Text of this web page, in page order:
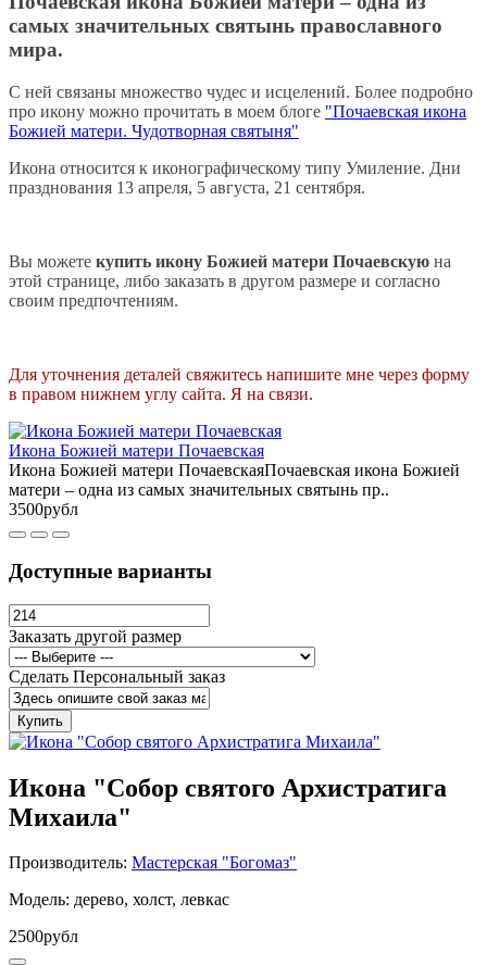
самых значительных святынь православного
мира.
С ней связаны множество чудес и исцелений. Более подробно
про икону можно прочитать в моем блоге "Почаевская икона
Божией матери. Чудотворная святыня"
Икона относится к иконографическому типу Умиление. Дни
празднования 13 апреля, 5 августа, 21 сентября.
Вы можете купить икону Божией матери Почаевскую на
этой странице, либо заказать в другом размере и согласно
своим предпочтениям.
Для уточнения деталей свяжитесь напишите мне через форму
в правом нижнем углу сайта. Я на связи.
Икона Божией матери Почаевская
Икона Божией матери ПочаевскаяПочаевская икона Божией
матери – одна из самых значительных святынь пр..
3500рубл
Доступные варианты
Заказать другой размер
Сделать Персональный заказ
Купить
Икона "Собор святого Архистратига
Михаила"
Производитель: Мастерская "Богомаз"
Модель: дерево, холст, левкас
2500рубл